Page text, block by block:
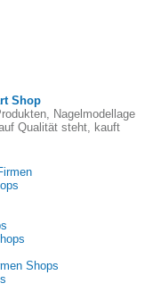
Shop
Nagelmodellage
Qualität steht, kauft
Shops